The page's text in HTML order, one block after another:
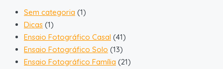
Sem categoria (1)
Dicas (1)
Ensaio Fotográfico Casal (41)
Ensaio Fotográfico Solo (13)
Ensaio Fotográfico Família (21)